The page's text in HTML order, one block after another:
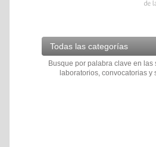
Todas las categorías
Busque por palabra clave en
laboratorios, convocatorias